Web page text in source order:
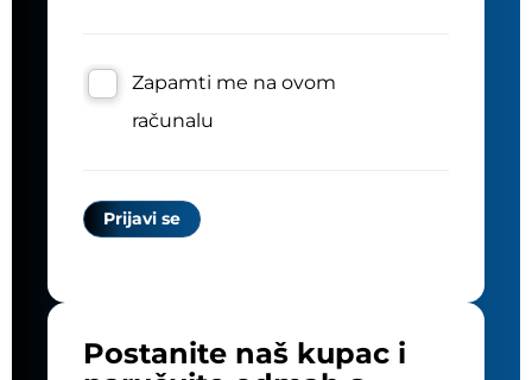
Zapamti me na ovom
računalu
Postanite naš kupac i